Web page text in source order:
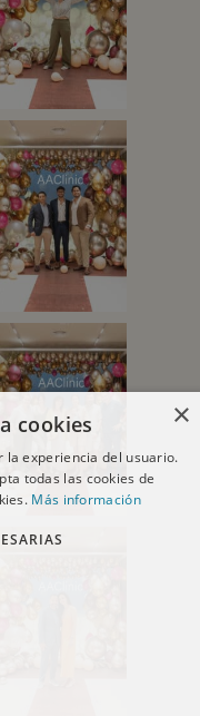
×
cookies
la experiencia del usuario.
todas las cookies de
Más información